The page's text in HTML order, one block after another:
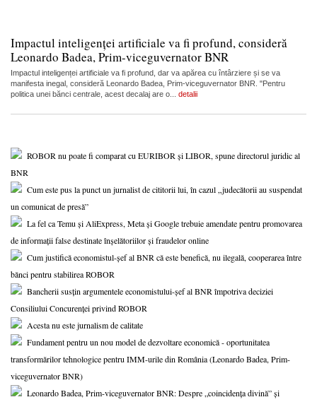
Impactul inteligenței artificiale va fi profund, consideră
Leonardo Badea, Prim-viceguvernator BNR
Impactul inteligenței artificiale va fi profund, dar va apărea cu întârziere și se va
manifesta inegal, consideră Leonardo Badea, Prim-viceguvernator BNR. "Pentru
politica unei bănci centrale, acest decalaj are o... detalii
ROBOR nu poate fi comparat cu EURIBOR și LIBOR, spune directorul juridic al
BNR
Cum este pus la punct un jurnalist de cititorii lui, în cazul „judecătorii au suspendat
un comunicat de presă”
La fel ca Temu și AliExpress, Meta și Google trebuie amendate pentru promovarea
de informații false destinate înșelătoriilor și fraudelor online
Cum justifică economistul-șef al BNR că este benefică, nu ilegală, cooperarea între
bănci pentru stabilirea ROBOR
Bancherii susțin argumentele economistului-șef al BNR împotriva deciziei
Consiliului Concurenței privind ROBOR
Acesta nu este jurnalism de calitate
Fundament pentru un nou model de dezvoltare economică - oportunitatea
transformărilor tehnologice pentru IMM-urile din România (Leonardo Badea, Prim-
viceguvernator BNR)
Leonardo Badea, Prim-viceguvernator BNR: Despre „coincidența divină” și